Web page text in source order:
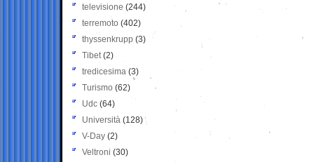
televisione(244)
terremoto (402)
thyssenkrupp (3)
Tibet(2)
tredicesima (3)
Turismo (62)
Udc (64)
Università (128)
V-Day (2)
Veltroni (30)